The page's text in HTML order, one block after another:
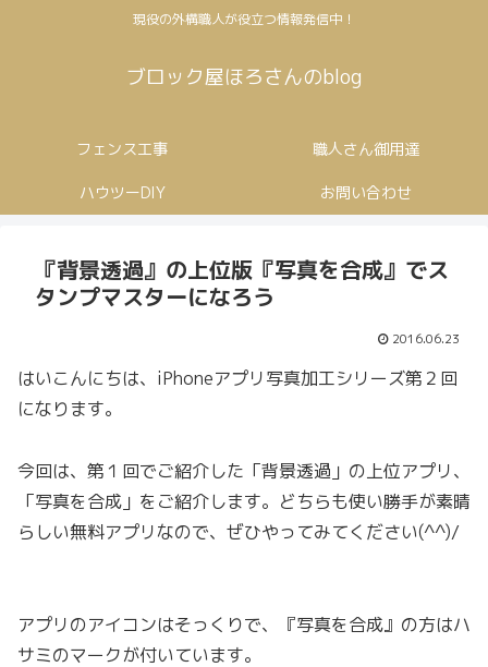
現役の外構職人が役立つ情報発信中！
ブロック屋ほろさんのblog
フェンス工事 職人さん御用達
ハウツーDIY お問い合わせ
『背景透過』の上位版『写真を合成』でス
タンプマスターになろう
2016.06.23
はいこんにちは、iPhoneアプリ写真加工シリーズ第２回
になります。
今回は、第１回でご紹介した「背景透過」の上位アプリ、
「写真を合成」をご紹介します。どちらも使い勝手が素晴
らしい無料アプリなので、ぜひやってみてください(^^)/
アプリのアイコンはそっくりで、『写真を合成』の方はハ
サミのマークが付いています。